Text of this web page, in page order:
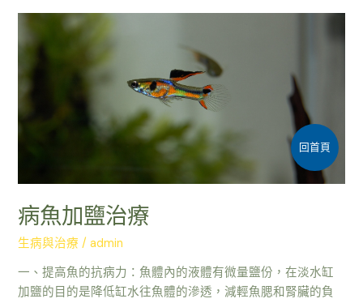
病魚加鹽治療
生病與治療 /admin
一、提高魚的抗病力：魚體內的液體有微量鹽份，在淡水缸
加鹽的目的是降低缸水往魚體的滲透，減輕魚腮和腎臟的負
魚
鹽
療
回首頁